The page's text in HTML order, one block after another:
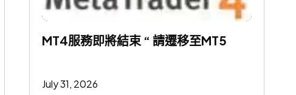
MT4服務即將結束 “ 請遷移至MT5
July 31, 2026